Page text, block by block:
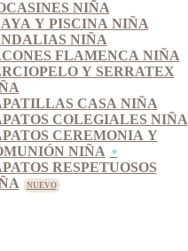
NIÑA
Y PISCINA NIÑA
NIÑA
FLAMENCA NIÑA
Y SERRATEX
CASA NIÑA
COLEGIALES NIÑA
CEREMONIA Y
NIÑA
RESPETUOSOS